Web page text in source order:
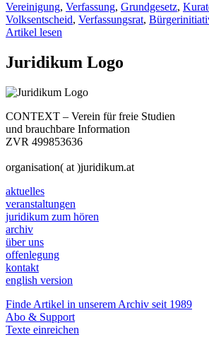
Vereinigung, Verfassung, Grundgesetz,
Volksentscheid, Verfassungsrat,
Artikel lesen
Juridikum Logo
CONTEXT – Verein für freie Studien
und brauchbare Information
ZVR 499853636
organisation( at )juridikum.at
aktuelles
veranstaltungen
juridikum zum hören
archiv
über uns
offenlegung
kontakt
english version
Finde Artikel in unserem Archiv seit 1989
Abo & Support
Texte einreichen